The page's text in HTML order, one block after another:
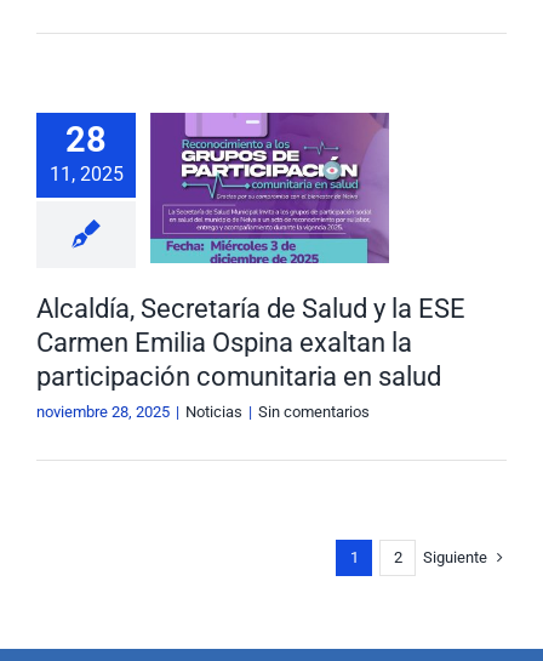
28
11, 2025
de
y la ESE
Emilia
exaltan la
salud
Noticias
Alcaldía, Secretaría de Salud y la ESE
Carmen Emilia Ospina exaltan la
participación comunitaria en salud
noviembre 28, 2025 | Noticias | Sin comentarios
1 2 Siguiente